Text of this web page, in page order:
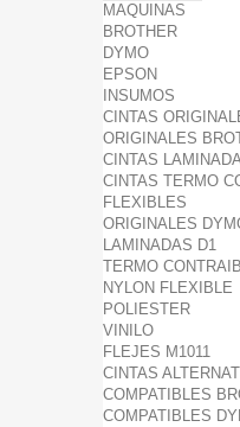
MAQUINAS
BROTHER
DYMO
EPSON
INSUMOS
CINTAS
ORIGINALES
CINTAS
CINTAS TERMO
FLEXIBLES
ORIGINALES
LAMINADAS D1
TERMO
NYLON FLEXIBLE
POLIESTER
VINILO
FLEJES M1011
CINTAS
COMPATIBLES
COMPATIBLES